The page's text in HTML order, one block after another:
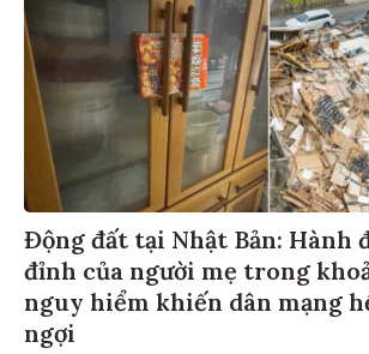
Động đất tại Nhật Bản: Hành
đỉnh của người mẹ trong
nguy hiểm khiến dân mạng
ngợi